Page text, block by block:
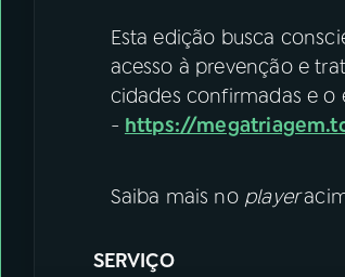
Esta edição busca
acesso à prevenção e
cidades confirmadas e o
- https://
Saiba mais no player
SERVIÇO